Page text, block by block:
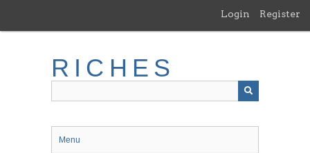
main
Login Register
RICHES
Menu